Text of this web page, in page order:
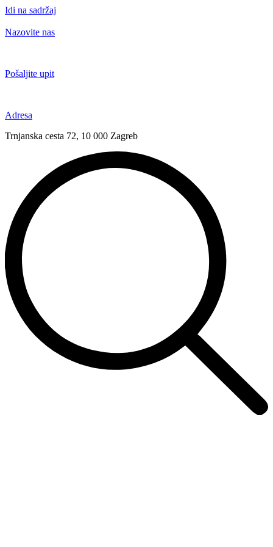
Idi na sadržaj
Nazovite nas
Pošaljite upit
Adresa
Trnjanska cesta 72, 10 000 Zagreb